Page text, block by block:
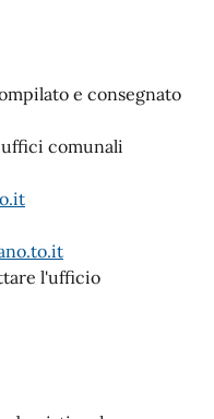
e consegnato
comunali
l'ufficio